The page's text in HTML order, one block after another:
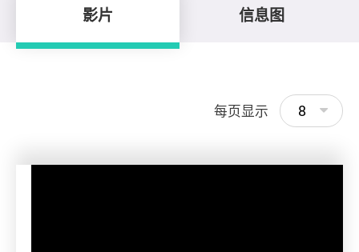
影片 信息图
每页显示 8